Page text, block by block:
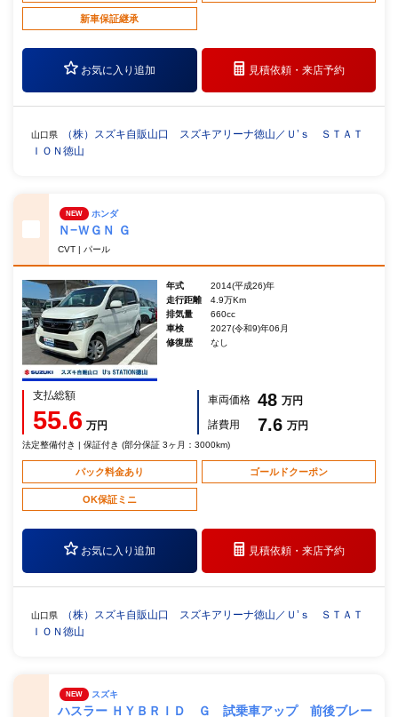
新車保証継承
お気に入り追加 見積依頼・来店予約
山口県
（株）スズキ自販山口 スズキアリーナ徳山／Ｕ’ｓ ＳＴＡＴ
ＩＯＮ徳山
NEW ホンダ
Ｎ−ＷＧＮ Ｇ
CVT | パール
年式
2014(平成26)年
走行距離
4.9万Km
排気量
660cc
車検
2027(令和9)年06月
修復歴
なし
支払総額
55.6 万円
車両価格 48 万円
諸費用
7.6 万円
法定整備付き | 保証付き (部分保証 3ヶ月：3000km)
パック料金あり ゴールドクーポン
OK保証ミニ
お気に入り追加 見積依頼・来店予約
山口県
（株）スズキ自販山口 スズキアリーナ徳山／Ｕ’ｓ ＳＴＡＴ
ＩＯＮ徳山
NEW スズキ
ハスラー ＨＹＢＲＩＤ Ｇ 試乗車アップ 前後ブレー